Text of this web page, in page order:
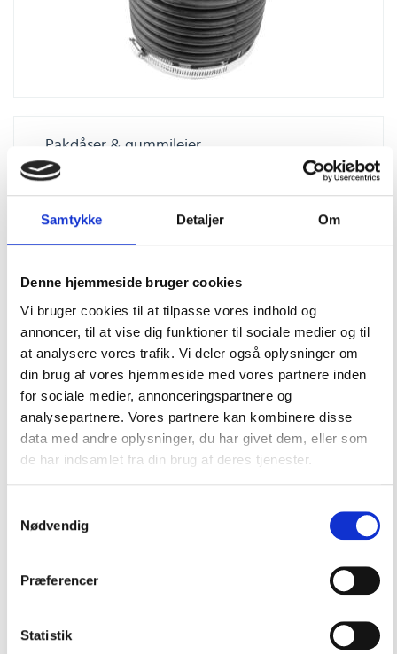
Samtykke Detaljer Om
Denne hjemmeside bruger cookies
Vi bruger cookies til at tilpasse vores indhold og
annoncer, til at vise dig funktioner til sociale medier og til
at analysere vores trafik. Vi deler også oplysninger om
din brug af vores hjemmeside med vores partnere inden
for sociale medier, annonceringspartnere og
analysepartnere. Vores partnere kan kombinere disse
data med andre oplysninger, du har givet dem, eller som
de har indsamlet fra din brug af deres tjenester.
Nødvendig
Præferencer
Statistik
Pakdåser & gummilejer
Kølevands-/impellerpumper